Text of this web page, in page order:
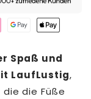
Spaß und
LaufLustig,
die Füße